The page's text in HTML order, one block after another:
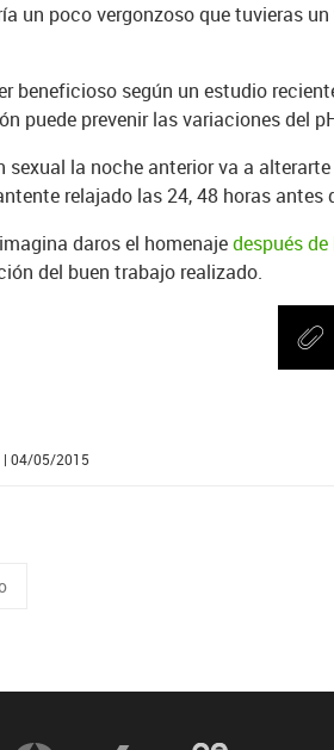
un poco vergonzoso que tuvieras
beneficioso según un estudio
puede prevenir las variaciones del
sexual la noche anterior va a
relajado las 24, 48 horas antes
daros el homenajedespués
del buen trabajo realizado.
| 04/05/2015